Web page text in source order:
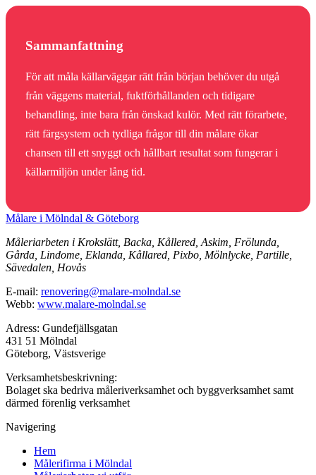
Sammanfattning
För att måla källarväggar rätt från början behöver du utgå
från väggens material, fuktförhållanden och tidigare
behandling, inte bara från önskad kulör. Med rätt förarbete,
rätt färgsystem och tydliga frågor till din målare ökar
chansen till ett snyggt och hållbart resultat som fungerar i
källarmiljön under lång tid.
Målare i Mölndal & Göteborg
Måleriarbeten i Krokslätt, Backa, Kållered, Askim, Frölunda,
Gårda, Lindome, Eklanda, Kållared, Pixbo, Mölnlycke, Partille,
Sävedalen, Hovås
E-mail: renovering@malare-molndal.se
Webb: www.malare-molndal.se
Adress: Gundefjällsgatan
431 51 Mölndal
Göteborg, Västsverige
Verksamhetsbeskrivning:
Bolaget ska bedriva måleriverksamhet och byggverksamhet samt
därmed förenlig verksamhet
Navigering
Hem
Målerifirma i Mölndal